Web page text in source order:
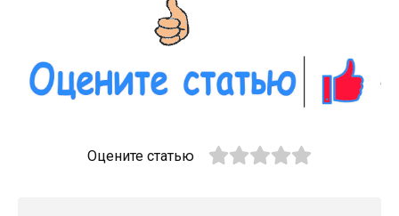
Оцените статью